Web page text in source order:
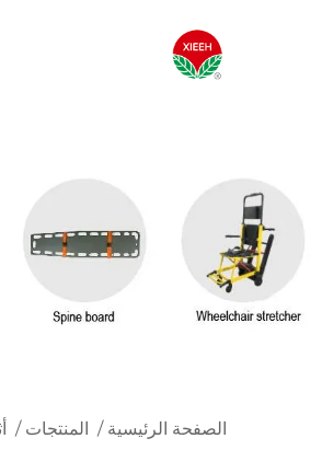
الصفحة الرئيسية / المنتجات /